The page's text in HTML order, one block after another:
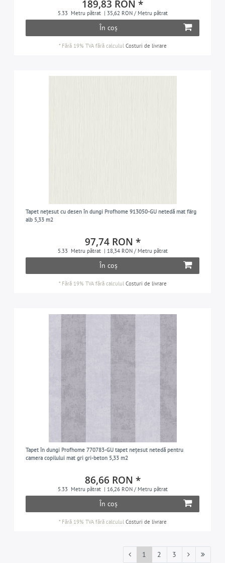
189,83 RON *
5.33 Metru pătrat | 35,62 RON / Metru pătrat
În coș
* Fără 19% TVAfără calculul Costuri de livrare
Tapet nețesut cu desen în dungi Profhome 913050-GU netedă mat färg
alb 5,33 m2
97,74 RON *
5.33 Metru pătrat | 18,34 RON / Metru pătrat
În coș
* Fără 19% TVAfără calculul Costuri de livrare
Tapet în dungi Profhome 770783-GU tapet nețesut netedă pentru
camera copilului mat gri gri-beton 5,33 m2
86,66 RON *
5.33 Metru pătrat | 16,26 RON / Metru pătrat
În coș
* Fără 19% TVAfără calculul Costuri de livrare
1 2 3